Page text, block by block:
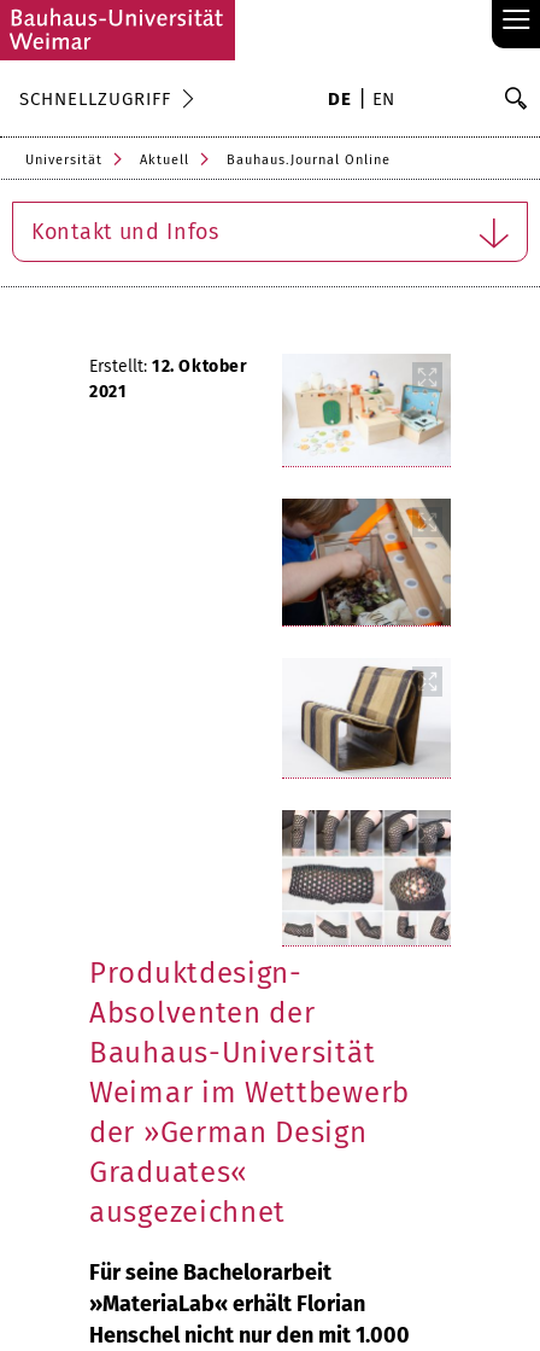
≡
SCHNELLZUGRIFF DE EN
Universität Aktuell Bauhaus.Journal Online
Kontakt und Infos
Erstellt: 12. Oktober
2021
Produktdesign-
Absolventen der
Bauhaus-Universität
Weimar im Wettbewerb
der »German Design
Graduates«
ausgezeichnet
Für seine Bachelorarbeit
»MateriaLab« erhält Florian
Henschel nicht nur den mit 1.000